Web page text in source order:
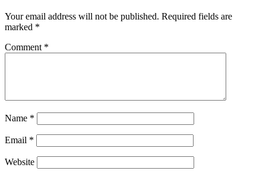
Your email address will not be published. Required fields are
marked *
Comment *
Name *
Email *
Website